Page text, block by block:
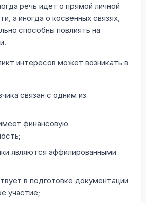
речь идет о прямой личной
а иногда о косвенных связях,
способны повлиять на
интересов может возникать в
связан с одним из
финансовую
являются аффилированными
в подготовке документации
участие;